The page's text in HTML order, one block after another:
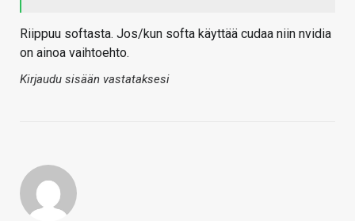
Riippuu softasta. Jos/kun softa käyttää cudaa niin nvidia
on ainoa vaihtoehto.
Kirjaudu sisään vastataksesi